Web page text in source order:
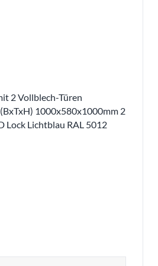
2 Vollblech-Türen
1000x580x1000mm 2
Lock Lichtblau RAL 5012